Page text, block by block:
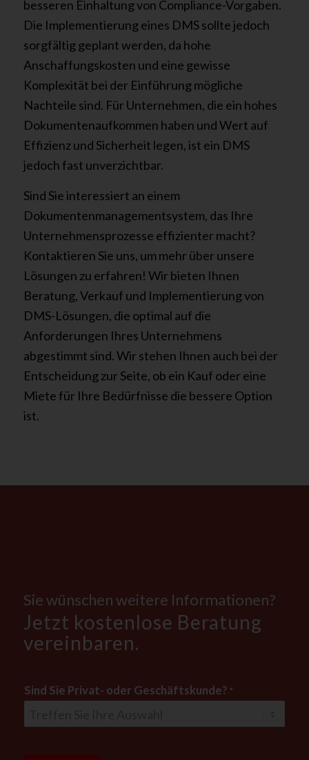
besseren Einhaltung von Compliance-Vorgaben.
Die Implementierung eines DMS sollte jedoch
sorgfältig geplant werden, da hohe
Anschaffungskosten und eine gewisse
Komplexität bei der Einführung mögliche
Nachteile sind. Für Unternehmen, die ein hohes
Dokumentenaufkommen haben und Wert auf
Effizienz und Sicherheit legen, ist ein DMS
jedoch fast unverzichtbar.
Sind Sie interessiert an einem
Dokumentenmanagementsystem, das Ihre
Unternehmensprozesse effizienter macht?
Kontaktieren Sie uns, um mehr über unsere
Lösungen zu erfahren! Wir bieten Ihnen
Beratung, Verkauf und Implementierung von
DMS-Lösungen, die optimal auf die
Anforderungen Ihres Unternehmens
abgestimmt sind. Wir stehen Ihnen auch bei der
Entscheidung zur Seite, ob ein Kauf oder eine
Miete für Ihre Bedürfnisse die bessere Option
ist.
Sie wünschen weitere Informationen?
Jetzt kostenlose Beratung
vereinbaren.
Sind Sie Privat- oder Geschäftskunde? *